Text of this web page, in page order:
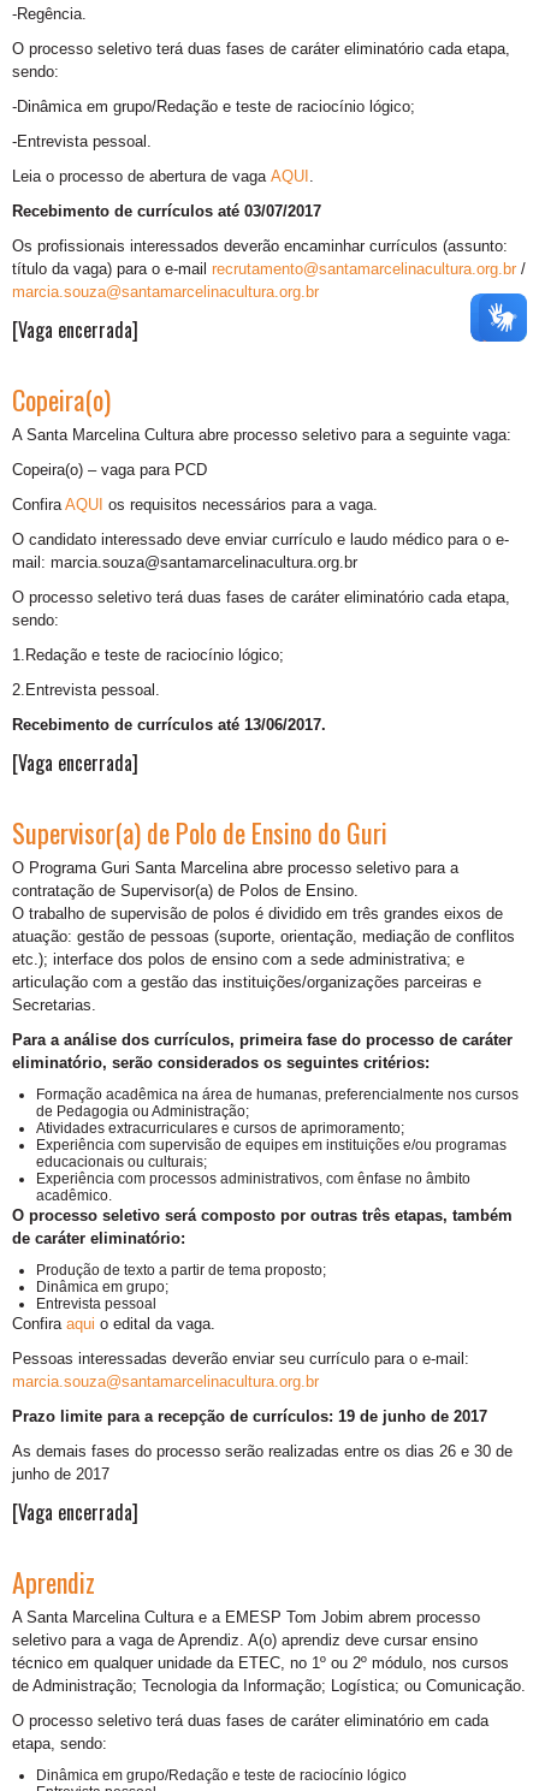
-Regência.
O processo seletivo terá duas fases de caráter eliminatório cada etapa,
sendo:
-Dinâmica em grupo/Redação e teste de raciocínio lógico;
-Entrevista pessoal.
Leia o processo de abertura de vaga AQUI .
Recebimento de currículos até 03/07/2017
Os profissionais interessados deverão encaminhar currículos (assunto:
título da vaga) para o e-mail recrutamento@santamarcelinacultura.org.br /
marcia.souza@santamarcelinacultura.org.br
[Vaga encerrada]
Copeira(o)
A Santa Marcelina Cultura abre processo seletivo para a seguinte vaga:
Copeira(o) – vaga para PCD
ConfiraAQUI os requisitos necessários para a vaga.
O candidato interessado deve enviar currículo e laudo médico para o e-
mail: marcia.souza@santamarcelinacultura.org.br
O processo seletivo terá duas fases de caráter eliminatório cada etapa,
sendo:
1.Redação e teste de raciocínio lógico;
2.Entrevista pessoal.
Recebimento de currículos até 13/06/2017.
[Vaga encerrada]
Supervisor(a) de Polo de Ensino do Guri
O Programa Guri Santa Marcelina abre processo seletivo para a
contratação de Supervisor(a) de Polos de Ensino.
O trabalho de supervisão de polos é dividido em três grandes eixos de
atuação: gestão de pessoas (suporte, orientação, mediação de conflitos
etc.); interface dos polos de ensino com a sede administrativa; e
articulação com a gestão das instituições/organizações parceiras e
Secretarias.
Para a análise dos currículos, primeira fase do processo de caráter
eliminatório, serão considerados os seguintes critérios:
Formação acadêmica na área de humanas, preferencialmente nos cursos
de Pedagogia ou Administração;
Atividades extracurriculares e cursos de aprimoramento;
Experiência com supervisão de equipes em instituições e/ou programas
educacionais ou culturais;
Experiência com processos administrativos, com ênfase no âmbito
acadêmico.
O processo seletivo será composto por outras três etapas, também
de caráter eliminatório:
Produção de texto a partir de tema proposto;
Dinâmica em grupo;
Entrevista pessoal
Confira aqui o edital da vaga.
Pessoas interessadas deverão enviar seu currículo para o e-mail:
marcia.souza@santamarcelinacultura.org.br
Prazo limite para a recepção de currículos: 19 de junho de 2017
As demais fases do processo serão realizadas entre os dias 26 e 30 de
junho de 2017
[Vaga encerrada]
Aprendiz
A Santa Marcelina Cultura e a EMESP Tom Jobim abrem processo
seletivo para a vaga de Aprendiz. A(o) aprendiz deve cursar ensino
técnico em qualquer unidade da ETEC, no 1º ou 2º módulo, nos cursos
de Administração; Tecnologia da Informação; Logística; ou Comunicação.
O processo seletivo terá duas fases de caráter eliminatório em cada
etapa, sendo:
Dinâmica em grupo/Redação e teste de raciocínio lógico